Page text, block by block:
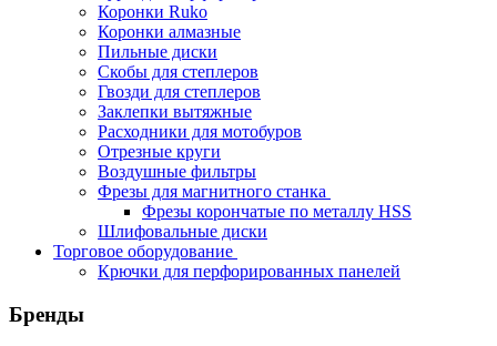
Коронки Ruko
Коронки алмазные
Пильные диски
Скобы для степлеров
Гвозди для степлеров
Заклепки вытяжные
Расходники для мотобуров
Отрезные круги
Воздушные фильтры
Фрезы для магнитного станка
Фрезы корончатые по металлу HSS
Шлифовальные диски
Торговое оборудование
Крючки для перфорированных панелей
Бренды